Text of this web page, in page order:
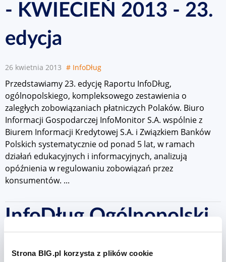
Strona BIG.pl korzysta z plików cookie
- KWIECIEŃ 2013 - 23.
edycja
26 kwietnia 2013 # InfoDług
Przedstawiamy 23. edycję Raportu InfoDług,
ogólnopolskiego, kompleksowego zestawienia o
zaległych zobowiązaniach płatniczych Polaków. Biuro
Informacji Gospodarczej InfoMonitor S.A. wspólnie z
Biurem Informacji Kredytowej S.A. i Związkiem Banków
Polskich systematycznie od ponad 5 lat, w ramach
działań edukacyjnych i informacyjnych, analizują
opóźnienia w regulowaniu zobowiązań przez
konsumentów. ...
InfoDług Ogólnopolski
raport o zaległym